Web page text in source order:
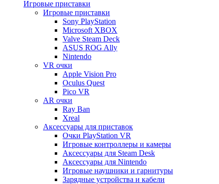
Игровые приставки
Игровые приставки
Sony PlayStation
Microsoft XBOX
Valve Steam Deck
ASUS ROG Ally
Nintendo
VR очки
Apple Vision Pro
Oculus Quest
Pico VR
AR очки
Ray Ban
Xreal
Аксессуары для приставок
Очки PlayStation VR
Игровые контроллеры и камеры
Аксессуары для Steam Desk
Аксессуары для Nintendo
Игровые наушники и гарнитуры
Зарядные устройства и кабели